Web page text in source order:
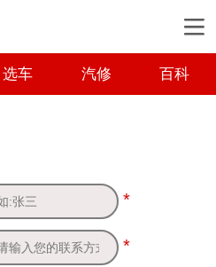
选车 汽修 百科
*
*